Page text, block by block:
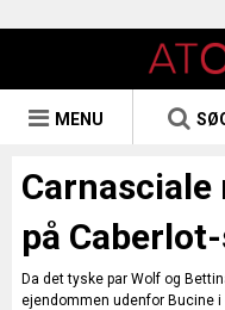
MENU
på
Da det tyske par Wolf og
ejendommen udenfor Bucine